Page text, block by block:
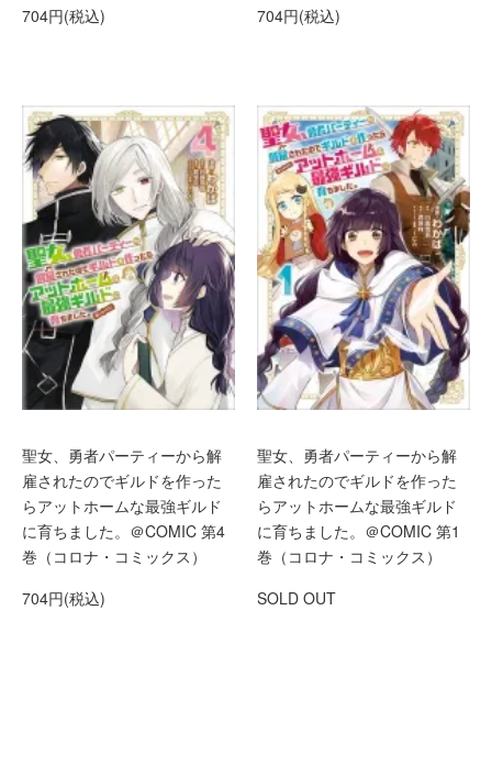
704円(税込)
704円(税込)
聖女、勇者パーティーから解
雇されたのでギルドを作った
らアットホームな最強ギルド
に育ちました。＠COMIC 第4
巻（コロナ・コミックス）
704円(税込)
聖女、勇者パーティーから解
雇されたのでギルドを作った
らアットホームな最強ギルド
に育ちました。＠COMIC 第1
巻（コロナ・コミックス）
SOLD OUT